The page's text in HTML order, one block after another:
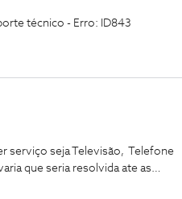
técnico - Erro: ID843
serviço seja Televisão, Telefone
que seria resolvida ate as
até as 12:00, porém continuo